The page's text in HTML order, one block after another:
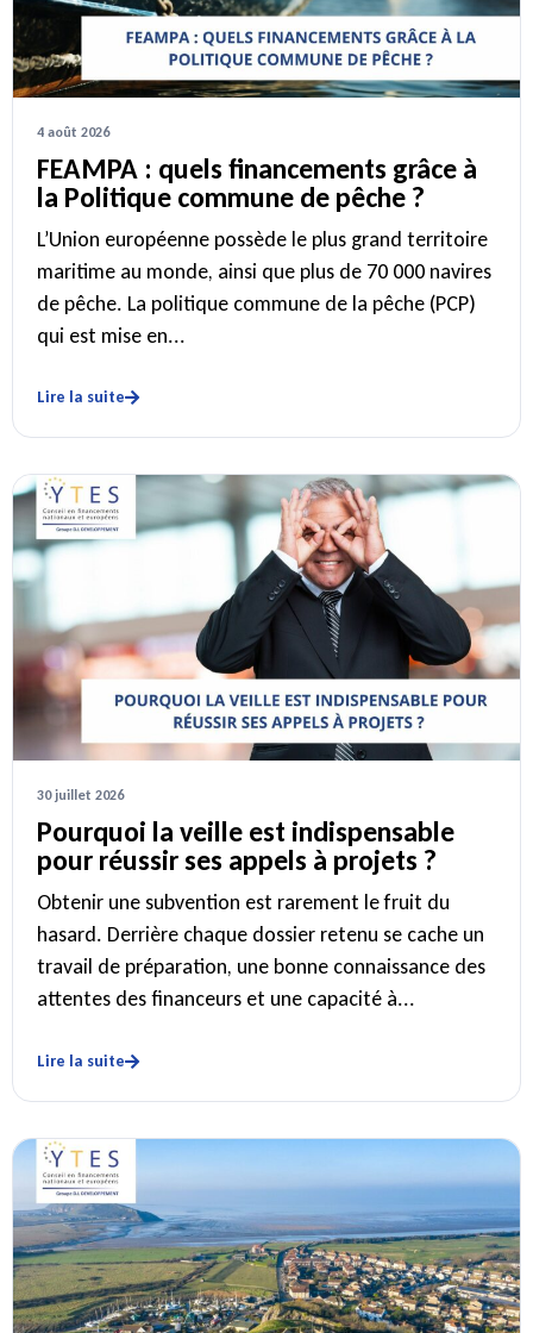
4 août 2026
FEAMPA : quels financements grâce à
la Politique commune de pêche ?
L’Union européenne possède le plus grand territoire
maritime au monde, ainsi que plus de 70 000 navires
de pêche. La politique commune de la pêche (PCP)
qui est mise en...
Lire la suite
30 juillet 2026
Pourquoi la veille est indispensable
pour réussir ses appels à projets ?
Obtenir une subvention est rarement le fruit du
hasard. Derrière chaque dossier retenu se cache un
travail de préparation, une bonne connaissance des
attentes des financeurs et une capacité à...
Lire la suite